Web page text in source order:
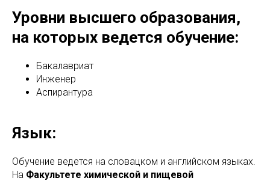
Уровни высшего образования,
на которых ведется обучение:
Бакалавриат
Инженер
Аспирантура
Язык:
Обучение ведется на словацком и английском языках.
На Факультете химической и пищевой